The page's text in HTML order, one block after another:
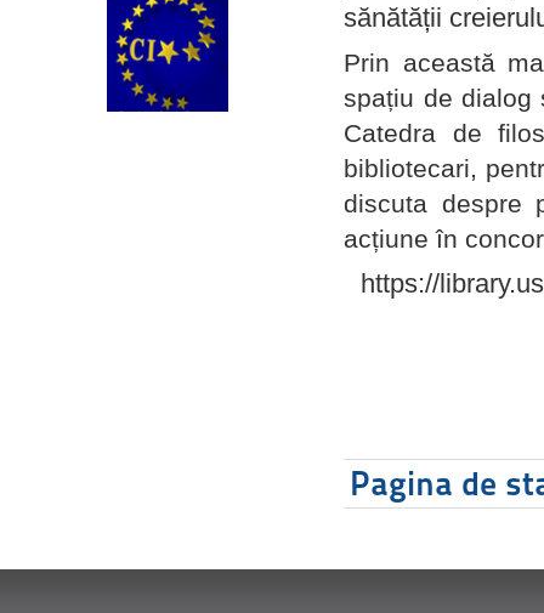
sănătății
Prin această
spațiu de dialog
Catedra de
bibliotecari,
discuta despre
acțiune în
https://
Pagina de